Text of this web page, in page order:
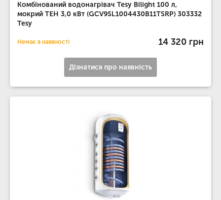
Комбінований водонагрівач Tesy Bilight 100 л,
мокрий ТЕН 3,0 кВт (GCV9SL1004430B11TSRP) 303332
Tesy
Немає в наявності 14 320 грн
Дізнатися про наявність